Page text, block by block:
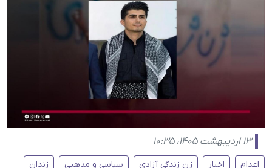
۱۳ اردیبهشت ۱۴۰۵، ۱۰:۳۵
اعدام اخبار زن زندگی آزادی سیاسی و مذهبی زندان